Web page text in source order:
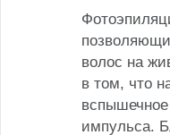
волос на
в том, что
вспышечное
импульса.